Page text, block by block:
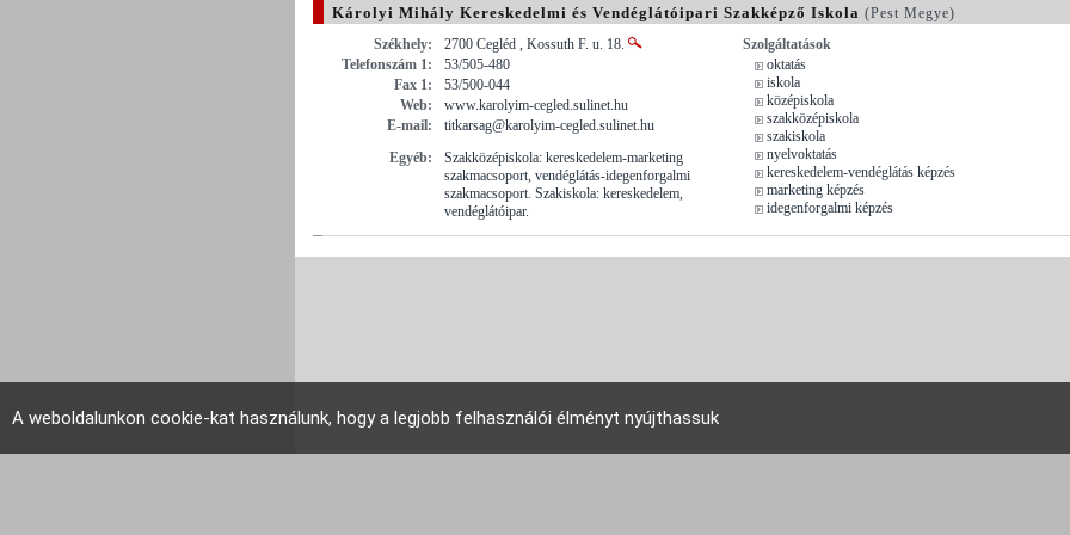
Károlyi Mihály Kereskedelmi és Vendéglátóipari Szakképző Iskola (Pest Megye)
Székhely:
2700 Cegléd , Kossuth F. u. 18.
Telefonszám 1:
53/505-480
Fax 1:
53/500-044
Web:
www.karolyim-cegled.sulinet.hu
E-mail:
titkarsag@karolyim-cegled.sulinet.hu
Egyéb:
Szakközépiskola: kereskedelem-marketing
szakmacsoport, vendéglátás-idegenforgalmi
szakmacsoport. Szakiskola: kereskedelem,
vendéglátóipar.
Szolgáltatások
oktatás
iskola
középiskola
szakközépiskola
szakiskola
nyelvoktatás
kereskedelem-vendéglátás képzés
marketing képzés
idegenforgalmi képzés
A weboldalunkon cookie-kat használunk, hogy a legjobb felhasználói élményt nyújthassuk